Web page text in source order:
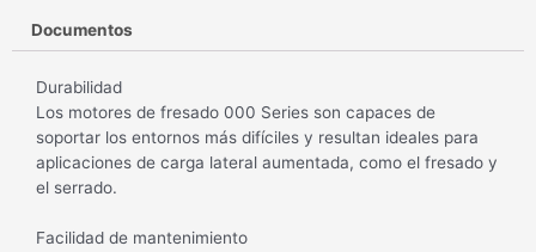
Documentos
Durabilidad
Los motores de fresado 000 Series son capaces de
soportar los entornos más difíciles y resultan ideales para
aplicaciones de carga lateral aumentada, como el fresado y
el serrado.
Facilidad de mantenimiento